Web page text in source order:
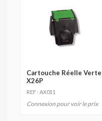
Cartouche Réelle Verte
X26P
REF : AX011
Connexion pour voir le prix